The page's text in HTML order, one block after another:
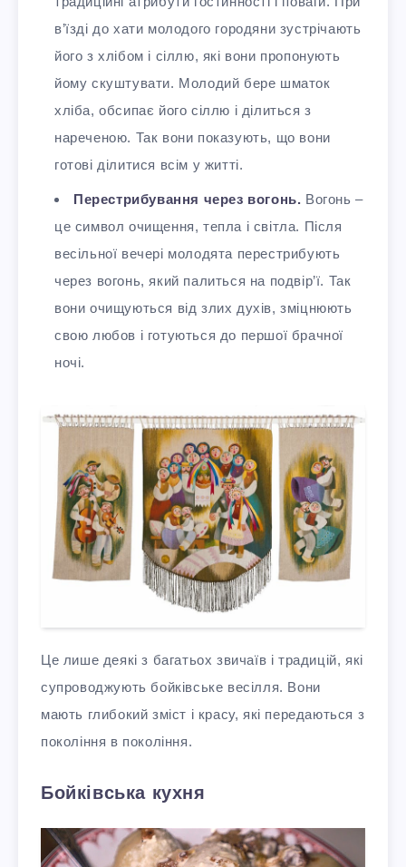
в’їзді до хати молодого городяни зустрічають
його з хлібом і сіллю, які вони пропонують
йому скуштувати. Молодий бере шматок
хліба, обсипає його сіллю і ділиться з
нареченою. Так вони показують, що вони
готові ділитися всім у житті.
Перестрибування через вогонь. Вогонь –
це символ очищення, тепла і світла. Після
весільної вечері молодята перестрибують
через вогонь, який палиться на подвір’ї. Так
вони очищуються від злих духів, зміцнюють
свою любов і готуються до першої брачної
ночі.
Це лише деякі з багатьох звичаїв і традицій, які
супроводжують бойківське весілля. Вони
мають глибокий зміст і красу, які передаються з
покоління в покоління.
Бойківська кухня